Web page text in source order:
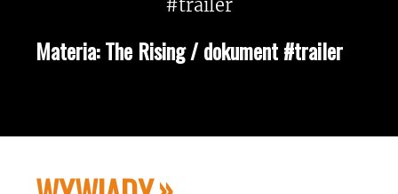
Materia: The Rising / dokument #trailer